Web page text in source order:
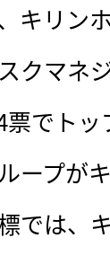
キリン
クマネ
票でト
ープが
では、